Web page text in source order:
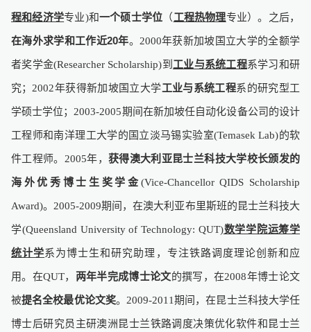
程和经济学专业)和一个硕士学位 （工程热物理专业）。 之后，
在海外求学和工作近20年。 2000年获新加坡国立大学的全额学
者奖学金(Researcher Scholarship)到 工业与系统工程系学习和研
究； 2002年获得新加坡国立大学工业与系统工程系的研究型工
学硕士学位； 2003-2005期间在新加坡任自动化设备公司的设计
工程师和南洋理工大学的国立淡马锡实验室(Temasek Lab)的软
件工程师。
2005年， 获得澳大利亚昆士兰科技大学校长颁发的
海外优秀博士生奖学金(Vice-Chancellor QIDS Scholarship
Award)。 2005-2009期间，在澳大利亚布里斯班的昆士兰科技大
学(Queensland University of Technology: QUT)数学学院运筹学
统计学系为博士生和研究助理，专注铁路调度理论创新和应
用。在QUT， 两年半完成博士论文的撰写，在2008年博士论文
被提名全校最优论文奖。 2009-2011期间，在昆士兰科技大学任
博士后研究员主研澳洲昆士兰铁路调度决策优化软件和昆士兰